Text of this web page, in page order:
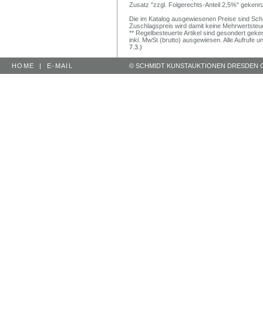
Zusatz "zzgl. Folgerechts-Anteil 2,5%"
Die im Katalog ausgewiesenen Preise sind
Zuschlagspreis wird damit keine
** Regelbesteuerte Artikel sind gesondert
inkl. MwSt (brutto) ausgewiesen. Alle Aufrufe
7.3.)
HOME | E-MAIL © SCHMIDT KUNSTAUKTIONEN DRESDEN